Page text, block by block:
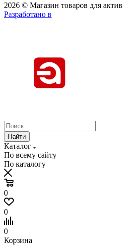
2026 © Магазин товаров для
Разработано в
Найти
Каталог
По всему сайту
По каталогу
0
0
0
Корзина